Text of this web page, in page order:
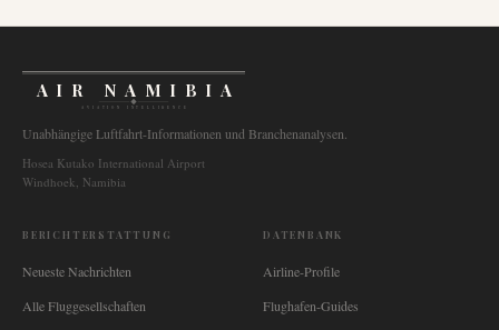
AIR NAMIBIA
AVIATION INTELLIGENCE
Unabhängige Luftfahrt-Informationen und Branchenanalysen.
Hosea Kutako International Airport
Windhoek, Namibia
BERICHTERSTATTUNG
Neueste Nachrichten
Alle Fluggesellschaften
DATENBANK
Airline-Profile
Flughafen-Guides